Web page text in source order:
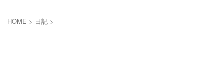
HOME > 日記 >